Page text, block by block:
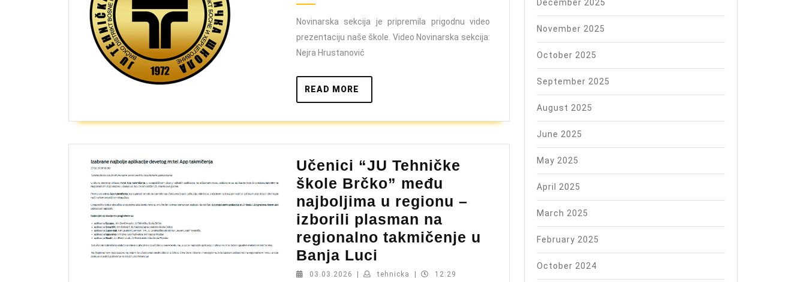
škole
Novinarska sekcija je pripremila prigodnu video
prezentaciju naše škole. Video Novinarska sekcija:
Nejra Hrustanović
READ MORE
MORE
Učenici “JU Tehničke
škole Brčko” među
najboljima u regionu –
izborili plasman na
regionalno takmičenje u
Banja Luci
“JU
03.03.2026 03.03.2026
tehnicka tehnicka12:29
December 2025
November 2025
October 2025
September 2025
August 2025
June 2025
May 2025
April 2025
March 2025
February 2025
October 2024